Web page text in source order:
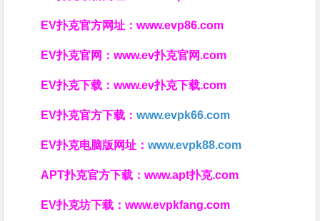
EV扑克官方网址：www.evp86.com
EV扑克官网：www.ev扑克官网.com
EV扑克下载：www.ev扑克下载.com
EV扑克官方下载：www.evpk66.com
EV扑克电脑版网址：www.evpk88.com
APT扑克官方下载：www.apt扑克.com
EV扑克坊下载：www.evpkfang.com